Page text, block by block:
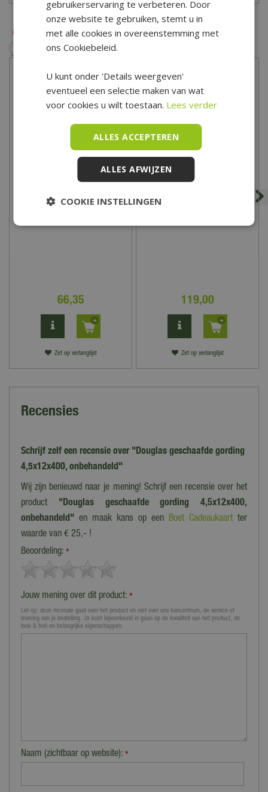
contactformulier.
Douglas geschaafde
gording 4,5x14,5x600,
onbehandeld
66,35
Zet op verlanglijst
Douglas fijnbezaagde
gording 7,5x22,5x600,
119,00
Zet op verlanglijst
Recensies
Schrijf zelf een recensie over "Douglas geschaafde gording
4,5x12x400, onbehandeld"
Wij zijn benieuwd naar je mening! Schrijf een recensie over het
product "Douglas geschaafde gording 4,5x12x400,
onbehandeld" en maak kans op een Boet Cadeaukaart ter
waarde van € 25,- !
Beoordeling: *
Jouw mening over dit product: *
Let op: deze recensie gaat over het product en niet over ons tuincentrum, de service of
levering van je bestelling. Je kunt bijvoorbeeld in gaan op de kwaliteit van het product, de
look & feel en belangrijke eigenschappen.
Naam (zichtbaar op website): *
gebruikerservaring te verbeteren. Door
onze website te gebruiken, stemt u in
met alle cookies in overeenstemming met
ons Cookiebeleid.
U kunt onder 'Details weergeven'
eventueel een selectie maken van wat
voor cookies u wilt toestaan. Lees verder
ALLES ACCEPTEREN
ALLES AFWIJZEN
COOKIE INSTELLINGEN